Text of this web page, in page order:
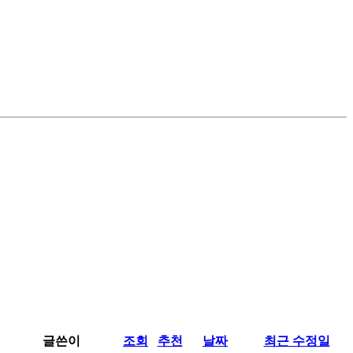
글쓴이 조회 추천 날짜 최근 수정일